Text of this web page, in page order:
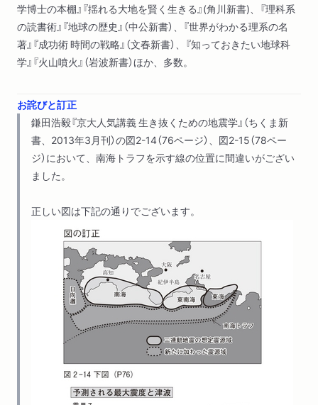
学博士の本棚』『揺れる大地を賢く生きる』(角川新書)、『理科系
の読書術』『地球の歴史』（中公新書）、『世界がわかる理系の名
著』『成功術 時間の戦略』（文春新書）、『知っておきたい地球科
学』『火山噴火』（岩波新書）ほか、多数。
お詫びと訂正
鎌田浩毅『京大人気講義 生き抜くための地震学』（ちくま新
書、2013年3月刊）の図2-14（76ページ）、図2-15（78ペー
ジ）において、南海トラフを示す線の位置に間違いがござい
ました。
正しい図は下記の通りでございます。